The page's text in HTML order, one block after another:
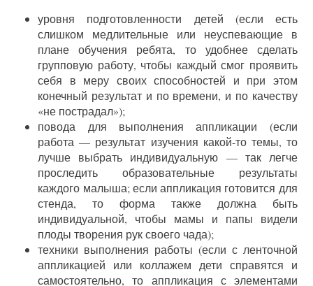
уровня подготовленности детей (если есть
слишком медлительные или неуспевающие в
плане обучения ребята, то удобнее сделать
групповую работу, чтобы каждый смог проявить
себя в меру своих способностей и при этом
конечный результат и по времени, и по качеству
«не пострадал»);
повода для выполнения аппликации (если
работа — результат изучения какой-то темы, то
лучше выбрать индивидуальную — так легче
проследить образовательные результаты
каждого малыша; если аппликация готовится для
стенда, то форма также должна быть
индивидуальной, чтобы мамы и папы видели
плоды творения рук своего чада);
техники выполнения работы (если с ленточной
аппликацией или коллажем дети справятся и
самостоятельно, то аппликация с элементами